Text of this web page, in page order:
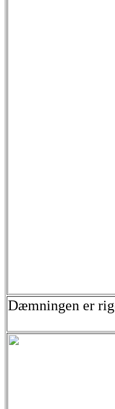
Dæmningen er